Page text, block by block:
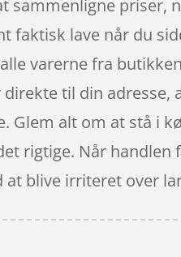
sammenligne priser,
faktisk lave når du
varerne fra
til din
Glem alt om at stå i
rigtige. Når
blive irriteret over